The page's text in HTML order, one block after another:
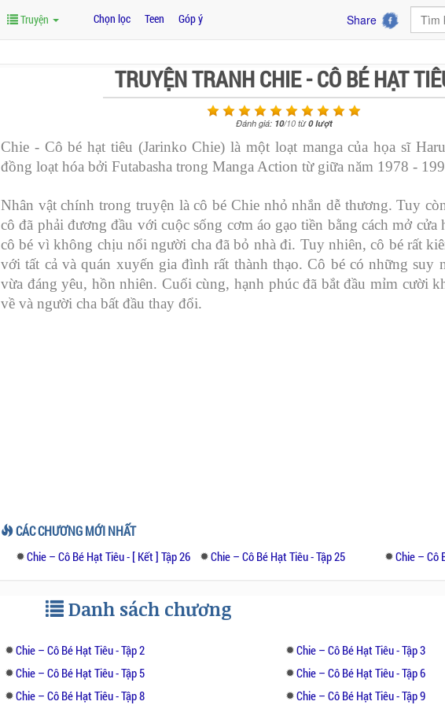
Truyện Chọn lọc Teen Góp ý Share
TRUYỆN TRANH CHIE - CÔ BÉ HẠT
Đánh giá: 10/10từ0lượt
Chie - Cô bé hạt tiêu (Jarinko Chie) là một loạt manga của họa sĩ
đồng loạt hóa bởi Futabasha trong Manga Action từ giữa năm 1978 -
Nhân vật chính trong truyện là cô bé Chie nhỏ nhắn dễ thương. Tuy
cô đã phải đương đầu với cuộc sống cơm áo gạo tiền bằng cách mở cửa
cô bé vì không chịu nổi người cha đã bỏ nhà đi. Tuy nhiên, cô bé rất
với tất cả và quán xuyến gia đình rất thành thạo. Cô bé có những suy
vừa đáng yêu, hồn nhiên. Cuối cùng, hạnh phúc đã bắt đầu mỉm cười
về và người cha bất đầu thay đổi.
CÁC CHƯƠNG MỚI NHẤT
Chie – Cô Bé Hạt Tiêu - [ Kết ] Tập 26 Chie – Cô Bé Hạt Tiêu - Tập 25 Chie – Cô
Danh sách chương
Chie – Cô Bé Hạt Tiêu - Tập 2
Chie – Cô Bé Hạt Tiêu - Tập 3
Chie – Cô Bé Hạt Tiêu - Tập 5
Chie – Cô Bé Hạt Tiêu - Tập 6
Chie – Cô Bé Hạt Tiêu - Tập 8 Chie – Cô Bé Hạt Tiêu - Tập 9